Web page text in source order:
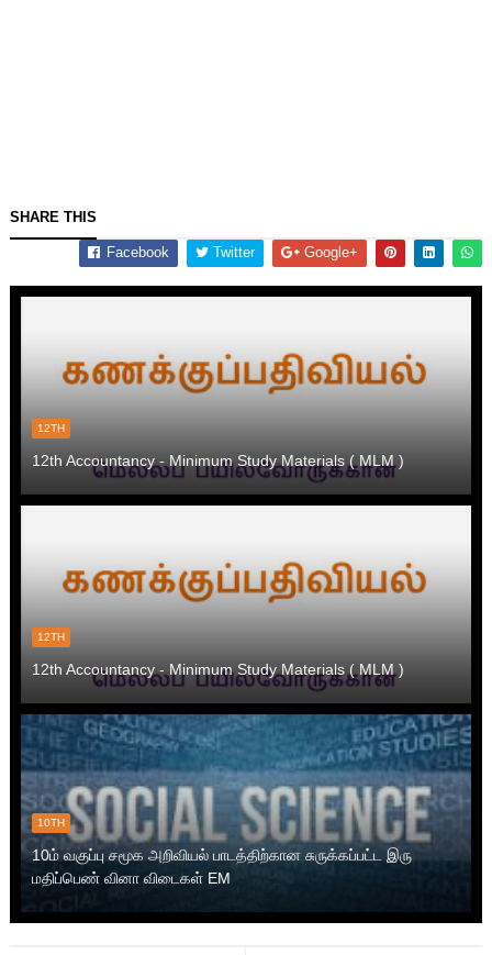
SHARE THIS
Facebook Twitter Google+
12TH
12th Accountancy - Minimum Study Materials ( MLM )
12TH
12th Accountancy - Minimum Study Materials ( MLM )
10TH
10ம் வகுப்பு சமூக அறிவியல் பாடத்திற்கான சுருக்கப்பட்ட இரு
மதிப்பெண் வினா விடைகள் EM